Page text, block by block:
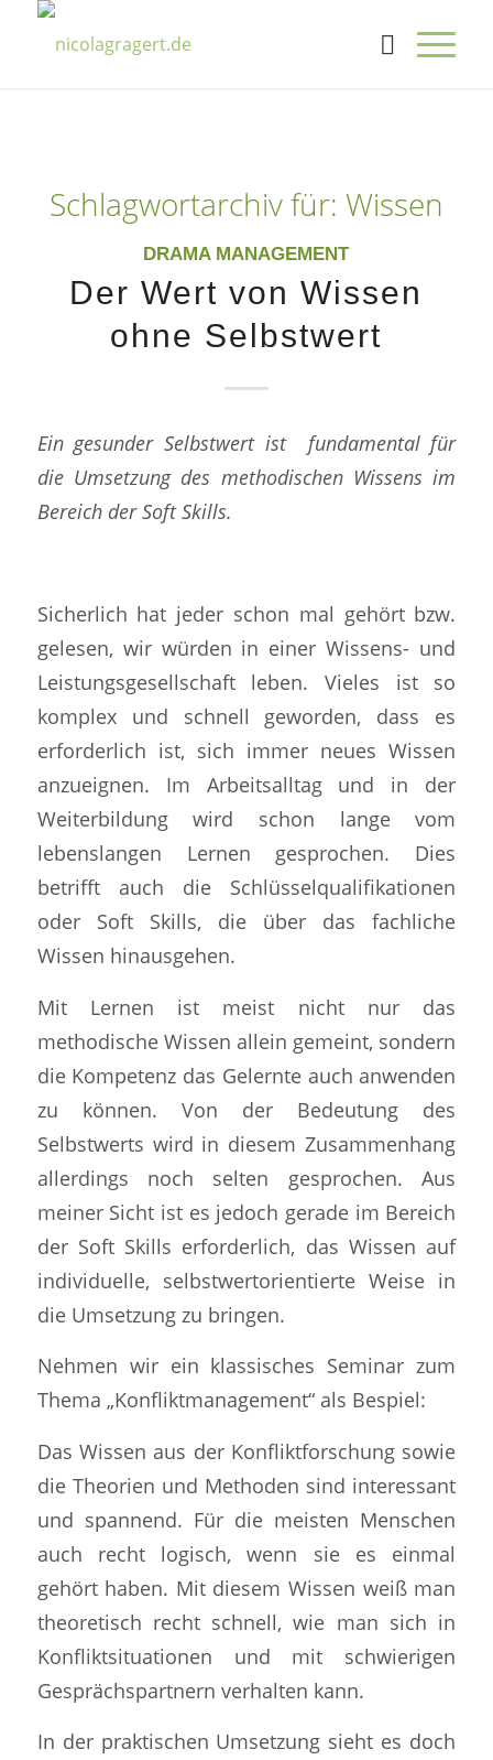
Schlagwortarchiv für: Wissen
DRAMA MANAGEMENT
Der Wert von Wissen
ohne Selbstwert
Ein gesunder Selbstwert ist fundamental für
die Umsetzung des methodischen Wissens im
Bereich der Soft Skills.
Sicherlich hat jeder schon mal gehört bzw.
gelesen, wir würden in einer Wissens- und
Leistungsgesellschaft leben. Vieles ist so
komplex und schnell geworden, dass es
erforderlich ist, sich immer neues Wissen
anzueignen. Im Arbeitsalltag und in der
Weiterbildung wird schon lange vom
lebenslangen Lernen gesprochen. Dies
betrifft auch die Schlüsselqualifikationen
oder Soft Skills, die über das fachliche
Wissen hinausgehen.
Mit Lernen ist meist nicht nur das
methodische Wissen allein gemeint, sondern
die Kompetenz das Gelernte auch anwenden
zu können. Von der Bedeutung des
Selbstwerts wird in diesem Zusammenhang
allerdings noch selten gesprochen. Aus
meiner Sicht ist es jedoch gerade im Bereich
der Soft Skills erforderlich, das Wissen auf
individuelle, selbstwertorientierte Weise in
die Umsetzung zu bringen.
Nehmen wir ein klassisches Seminar zum
Thema „Konfliktmanagement“ als Bespiel:
Das Wissen aus der Konfliktforschung sowie
die Theorien und Methoden sind interessant
und spannend. Für die meisten Menschen
auch recht logisch, wenn sie es einmal
gehört haben. Mit diesem Wissen weiß man
theoretisch recht schnell, wie man sich in
Konfliktsituationen und mit schwierigen
Gesprächspartnern verhalten kann.
In der praktischen Umsetzung sieht es doch